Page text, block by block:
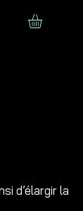
d’élargir la